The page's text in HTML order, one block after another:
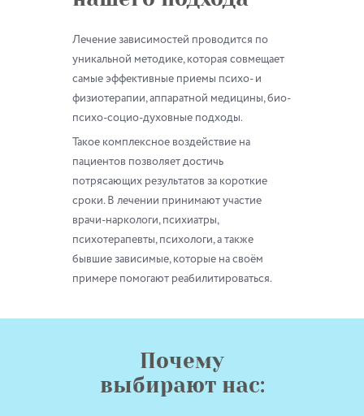
Лечение зависимостей проводится по
уникальной методике, которая совмещает
самые эффективные приемы психо- и
физиотерапии, аппаратной медицины, био-
психо-социо-духовные подходы.
Такое комплексное воздействие на
пациентов позволяет достичь
потрясающих результатов за короткие
сроки. В лечении принимают участие
врачи-наркологи, психиатры,
психотерапевты, психологи, а также
бывшие зависимые, которые на своём
примере помогают реабилитироваться.
Почему
выбирают нас: